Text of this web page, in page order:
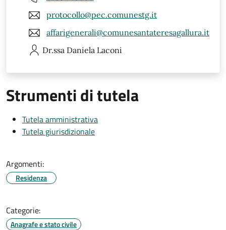
protocollo@pec.comunestg.it
affarigenerali@comunesantateresagallura.it
Dr.ssa Daniela Laconi
Strumenti di tutela
Tutela amministrativa
Tutela giurisdizionale
Argomenti:
Residenza
Categorie:
Anagrafe e stato civile